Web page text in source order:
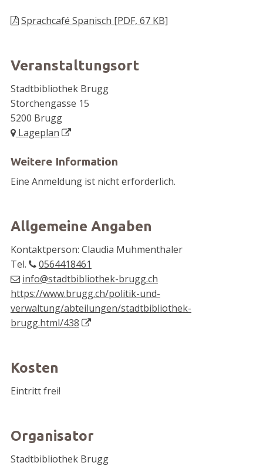
Sprachcafé Spanisch [PDF, 67 KB]
Veranstaltungsort
Stadtbibliothek Brugg
Storchengasse 15
5200 Brugg
Lageplan
Weitere Information
Eine Anmeldung ist nicht erforderlich.
Allgemeine Angaben
Kontaktperson: Claudia Muhmenthaler
Tel.
0564418461
info@stadtbibliothek-brugg.ch
https://www.brugg.ch/politik-und-
verwaltung/abteilungen/stadtbibliothek-
brugg.html/438
Kosten
Eintritt frei!
Organisator
Stadtbibliothek Brugg